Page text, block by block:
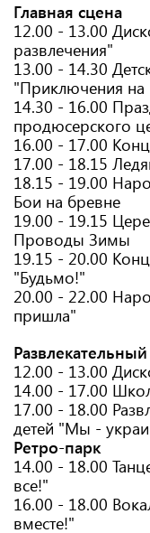
Главная сцена
12.00 - 13.00
развлечения"
13.00 - 14.30
"Приключения на
14.30 - 16.00
продюсерского
16.00 - 17.00
17.00 - 18.15
18.15 - 19.00
Бои на бревне
19.00 - 19.15
Проводы Зимы
19.15 - 20.00
"Будьмо!"
20.00 - 22.00
пришла"
12.00 - 13.00
14.00 - 17.00
17.00 - 18.00
детей "Мы -
Ретро-парк
14.00 - 18.00
все!"
16.00 - 18.00
вместе!"